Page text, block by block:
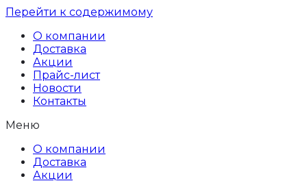
Перейти к содержимому
О компании
Доставка
Акции
Прайс-лист
Новости
Контакты
Меню
О компании
Доставка
Акции